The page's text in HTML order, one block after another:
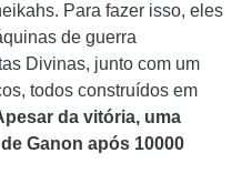
Para fazer isso, eles
de guerra
Divinas, junto com um
todos construídos em
da vitória, uma
Ganon após 10000